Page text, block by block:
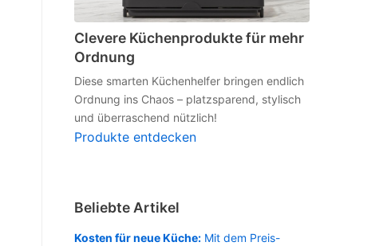
Clevere Küchenprodukte für mehr
Ordnung
Diese smarten Küchenhelfer bringen endlich
Ordnung ins Chaos – platzsparend, stylisch
und überraschend nützlich!
Produkte entdecken
Beliebte Artikel
Kosten für neue Küche: Mit dem Preis-